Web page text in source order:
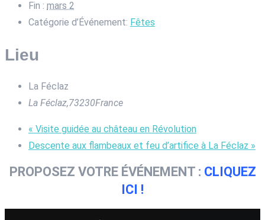
Fin : mars 2
Catégorie d’Événement: Fêtes
Lieu
La Féclaz
La Féclaz,73230France
« Visite guidée au château en Révolution
Descente aux flambeaux et feu d’artifice à La Féclaz »
PROPOSEZ VOTRE ÉVÉNEMENT : CLIQUEZ
ICI !